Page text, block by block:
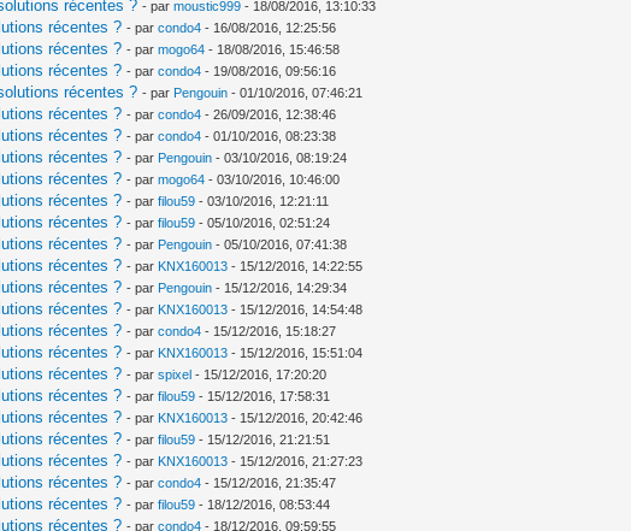
récentes ? - parmoustic999 - 18/08/2016, 13:10:33
récentes ? - parcondo4 - 16/08/2016, 12:25:56
récentes ? - parmogo64 - 18/08/2016, 15:46:58
récentes ? - parcondo4 - 19/08/2016, 09:56:16
récentes ? - par Pengouin - 01/10/2016, 07:46:21
récentes ? - parcondo4 - 26/09/2016, 12:38:46
récentes ? - parcondo4 - 01/10/2016, 08:23:38
récentes ? - par Pengouin - 03/10/2016, 08:19:24
récentes ? - parmogo64 - 03/10/2016, 10:46:00
récentes ? - parfilou59 - 03/10/2016, 12:21:11
récentes ? - parfilou59 - 05/10/2016, 02:51:24
récentes ? - par Pengouin - 05/10/2016, 07:41:38
récentes ? - par KNX160013 - 15/12/2016, 14:22:55
récentes ? - par Pengouin - 15/12/2016, 14:29:34
récentes ? - par KNX160013 - 15/12/2016, 14:54:48
récentes ? - parcondo4 - 15/12/2016, 15:18:27
récentes ? - par KNX160013 - 15/12/2016, 15:51:04
récentes ? - parspixel - 15/12/2016, 17:20:20
récentes ? - parfilou59 - 15/12/2016, 17:58:31
récentes ? - par KNX160013 - 15/12/2016, 20:42:46
récentes ? - parfilou59 - 15/12/2016, 21:21:51
récentes ? - par KNX160013 - 15/12/2016, 21:27:23
récentes ? - parcondo4 - 15/12/2016, 21:35:47
récentes ? - parfilou59 - 18/12/2016, 08:53:44
récentes ? - parcondo4 - 18/12/2016, 09:59:55